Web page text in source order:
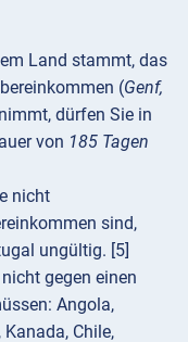
Land stammt, das
(Genf,
dürfen Sie in
von 185 Tagen
nicht
sind,
ungültig. [5]
gegen einen
Angola,
Chile,